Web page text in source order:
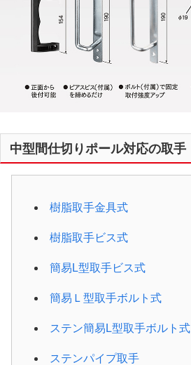
中型間仕切りポール対応の取手
樹脂取手金具式
樹脂取手ビス式
簡易L型取手ビス式
簡易Ｌ型取手ボルト式
ステン簡易L型取手ボルト式
ステンパイプ取手